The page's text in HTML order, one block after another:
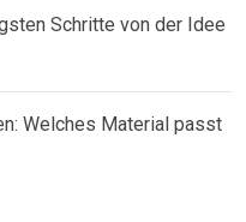
Schritte von der Idee
Welches Material passt